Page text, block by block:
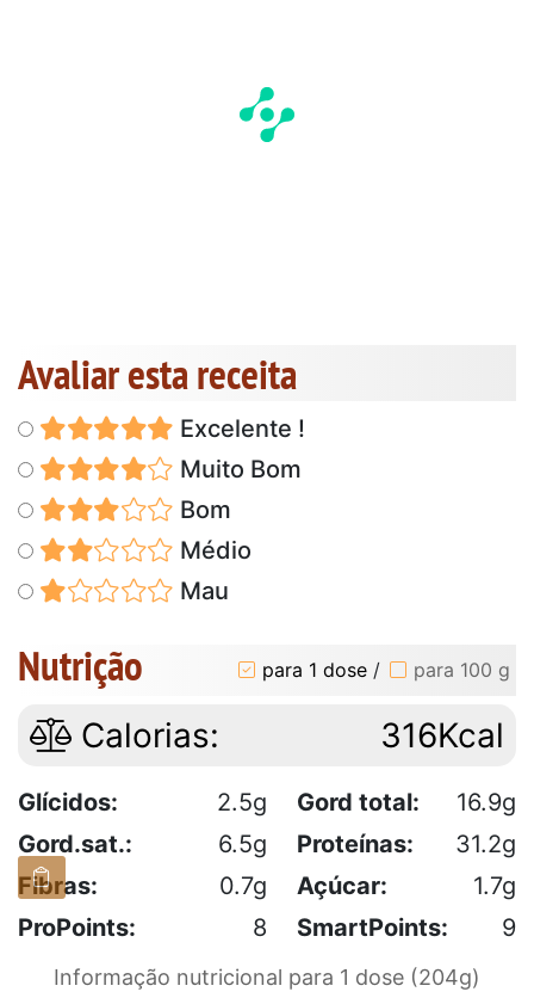
Avaliar esta receita
Excelente !
Muito Bom
Bom
Médio
Mau
Nutrição para 1 dose / para 100 g
Calorias: 316Kcal
Glícidos: 2.5g Gord total:
16.9g
Gord.sat.:
6.5g Proteínas:
31.2g
Fibras:
0.7g Açúcar:
1.7g
ProPoints:
8 SmartPoints: 9
Informação nutricional para 1 dose (204g)